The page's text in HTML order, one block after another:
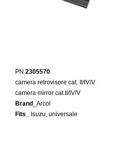
PN 2305570
camera retrovisore cat. II/IV/V
camera mirror cat. II/IV/V
Brand
_Arcol
Fits_
Isuzu, universale